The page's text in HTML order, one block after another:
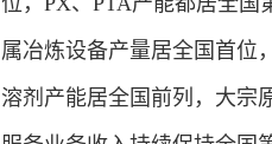
属冶炼设备产量居全国首位
溶剂产能居全国前列，大宗